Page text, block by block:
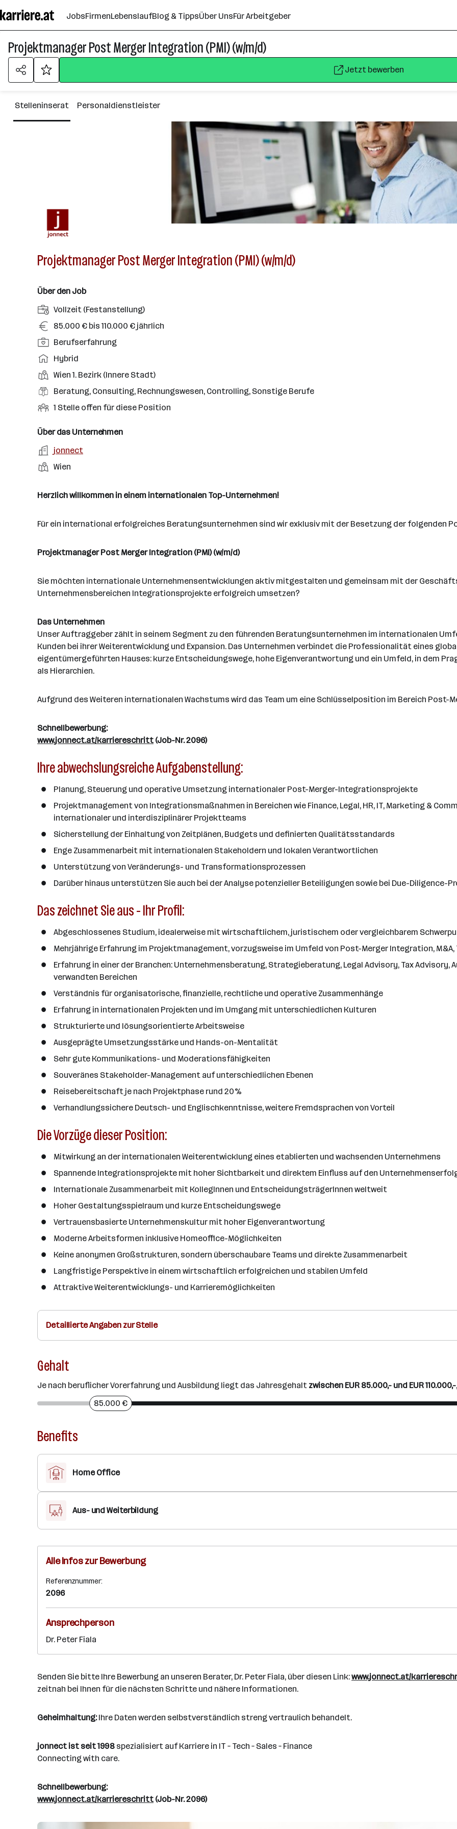
Seiteninhalt
springen
JobsFirmenLebenslaufBlog & TippsÜber UnsFür Arbeitgeber
Projektmanager Post Merger Integration (PMI) (w/m/d)
Jetzt bewerben
Stelleninserat Personaldienstleister
Projektmanager Post Merger Integration (PMI) (w/m/d)
Über den Job
A
n
t
e
l
u
n
s
r
t
Vollzeit (Festanstellung)
G
e
h
a
l
t
85.000 € bis 110.000 € jährlich
P
o
i
t
i
n
e
b
e
Berufserfahrung
A
r
b
e
i
s
m
o
d
l
Hybrid
D
i
n
t
o
t
Wien 1. Bezirk (Innere Stadt)
B
e
u
s
f
d
r
Beratung, Consulting, Rechnungswesen, Controlling, Sonstige Berufe
O
f
n
e
t
l
n
1 Stelle offen für diese Position
Über das Unternehmen
A
r
b
i
g
b
jonnect
S
a
o
t
Wien
Herzlich willkommen in einem internationalen Top-Unternehmen!
Für ein international erfolgreiches Beratungsunternehmen sind wir exklusiv mit der Besetzung der folgenden
Projektmanager Post Merger Integration (PMI) (w/m/d)
Sie möchten internationale Unternehmensentwicklungen aktiv mitgestalten und gemeinsam mit der
Unternehmensbereichen Integrationsprojekte erfolgreich umsetzen?
Das Unternehmen
Unser Auftraggeber zählt in seinem Segment zu den führenden Beratungsunternehmen im internationalen
Kunden bei ihrer Weiterentwicklung und Expansion. Das Unternehmen verbindet die Professionalität eines
eigentümergeführten Hauses: kurze Entscheidungswege, hohe Eigenverantwortung und ein Umfeld, in dem
als Hierarchien.
Aufgrund des Weiteren internationalen Wachstums wird das Team um eine Schlüsselposition im Bereich
Schnellbewerbung:
www.jonnect.at/karriereschritt (Job-Nr. 2096)
Ihre abwechslungsreiche Aufgabenstellung:
Planung, Steuerung und operative Umsetzung internationaler Post-Merger-Integrationsprojekte
Projektmanagement von Integrationsmaßnahmen in Bereichen wie Finance, Legal, HR, IT, Marketing &
internationaler und interdisziplinärer Projektteams
Sicherstellung der Einhaltung von Zeitplänen, Budgets und definierten Qualitätsstandards
Enge Zusammenarbeit mit internationalen Stakeholdern und lokalen Verantwortlichen
Unterstützung von Veränderungs- und Transformationsprozessen
Darüber hinaus unterstützen Sie auch bei der Analyse potenzieller Beteiligungen sowie bei Due-Diligence-
Das zeichnet Sie aus - Ihr Profil:
Abgeschlossenes Studium, idealerweise mit wirtschaftlichem, juristischem oder vergleichbarem
Mehrjährige Erfahrung im Projektmanagement, vorzugsweise im Umfeld von Post-Merger Integration,
Erfahrung in einer der Branchen: Unternehmensberatung, Strategieberatung, Legal Advisory, Tax
verwandten Bereichen
Verständnis für organisatorische, finanzielle, rechtliche und operative Zusammenhänge
Erfahrung in internationalen Projekten und im Umgang mit unterschiedlichen Kulturen
Strukturierte und lösungsorientierte Arbeitsweise
Ausgeprägte Umsetzungsstärke und Hands-on-Mentalität
Sehr gute Kommunikations- und Moderationsfähigkeiten
Souveränes Stakeholder-Management auf unterschiedlichen Ebenen
Reisebereitschaft je nach Projektphase rund 20%
Verhandlungssichere Deutsch- und Englischkenntnisse, weitere Fremdsprachen von Vorteil
Die Vorzüge dieser Position:
Mitwirkung an der internationalen Weiterentwicklung eines etablierten und wachsenden Unternehmens
Spannende Integrationsprojekte mit hoher Sichtbarkeit und direktem Einfluss auf den
Internationale Zusammenarbeit mit KollegInnen und EntscheidungsträgerInnen weltweit
Hoher Gestaltungsspielraum und kurze Entscheidungswege
Vertrauensbasierte Unternehmenskultur mit hoher Eigenverantwortung
Moderne Arbeitsformen inklusive Homeoffice-Möglichkeiten
Keine anonymen Großstrukturen, sondern überschaubare Teams und direkte Zusammenarbeit
Langfristige Perspektive in einem wirtschaftlich erfolgreichen und stabilen Umfeld
Attraktive Weiterentwicklungs- und Karrieremöglichkeiten
Detaillierte Angaben zur Stelle
Gehalt
Je nach beruflicher Vorerfahrung und Ausbildung liegt das Jahresgehalt zwischen EUR 85.000,- und EUR 110.000,-
85.000 €
Benefits
Home Office
Aus- und Weiterbildung
Alle Infos zur Bewerbung
Referenznummer:
2096
Ansprechperson
Dr. Peter Fiala
Senden Sie bitte Ihre Bewerbung an unseren Berater, Dr. Peter Fiala, über diesen Link:www.jonnect.at/
zeitnah bei Ihnen für die nächsten Schritte und nähere Informationen.
Geheimhaltung:Ihre Daten werden selbstverständlich streng vertraulich behandelt.
jonnect ist seit 1998 spezialisiert auf Karriere in IT – Tech – Sales – Finance
Connecting with care.
Schnellbewerbung:
www.jonnect.at/karriereschritt (Job-Nr. 2096)